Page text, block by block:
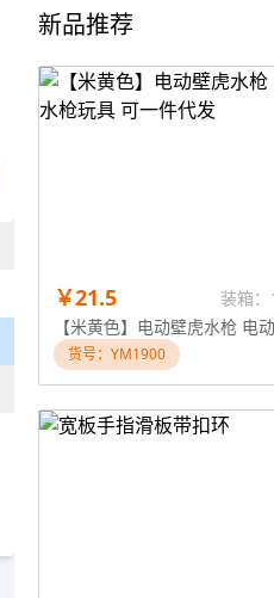
新品推荐
￥21.5 装箱
货号：YM1900